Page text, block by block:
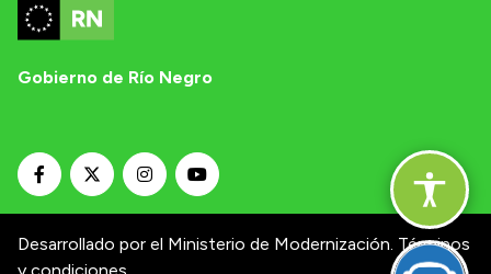
Gobierno de Río Negro
Desarrollado por el Ministerio de Modernización. Términos